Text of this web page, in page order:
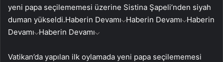
yeni papa seçilememesi üzerine Sistina Şapeli’nden siyah
duman yükseldi.Haberin Devamı Haberin Devamı Haberin
Devamı Haberin Devamı
Vatikan’da yapılan ilk oylamada yeni papa seçilememesi